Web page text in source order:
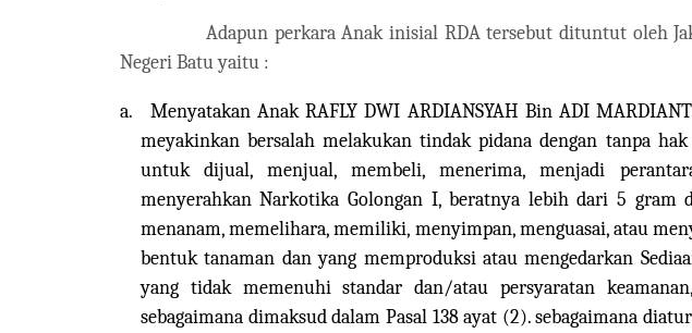
Adapun perkara Anak inisial RDA tersebut dituntut oleh
Negeri Batu yaitu :
a.
Menyatakan Anak RAFLY DWI ARDIANSYAH Bin ADI
meyakinkan bersalah melakukan tindak pidana dengan tanpa
untuk dijual, menjual, membeli, menerima, menjadi
menyerahkan Narkotika Golongan I, beratnya lebih dari 5 gram
menanam, memelihara, memiliki, menyimpan, menguasai, atau
bentuk tanaman dan yang memproduksi atau mengedarkan
yang tidak memenuhi standar dan/atau persyaratan
sebagaimana dimaksud dalam Pasal 138 ayat (2). sebagaimana